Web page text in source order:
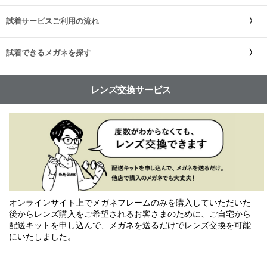
試着サービスご利用の流れ
試着できるメガネを探す
レンズ交換サービス
オンラインサイト上でメガネフレームのみを購入していただいた
後からレンズ購入をご希望されるお客さまのために、ご自宅から
配送キットを申し込んで、メガネを送るだけでレンズ交換を可能
にいたしました。